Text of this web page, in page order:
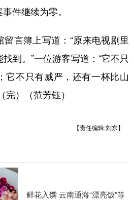
件继续为零。
言簿上写道：“原来电视剧里
到。”一位游客写道：“它不只
它不只有威严，还有一杯比山
完）（范芳钰）
【责任编辑:刘东】
鲜花入馔 云南通海“漂亮饭”等